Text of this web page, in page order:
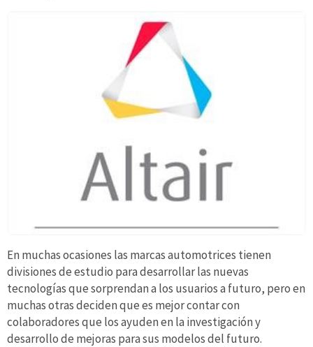
En muchas ocasiones las marcas automotrices tienen
divisiones de estudio para desarrollar las nuevas
tecnologías que sorprendan a los usuarios a futuro, pero en
muchas otras deciden que es mejor contar con
colaboradores que los ayuden en la investigación y
desarrollo de mejoras para sus modelos del futuro.